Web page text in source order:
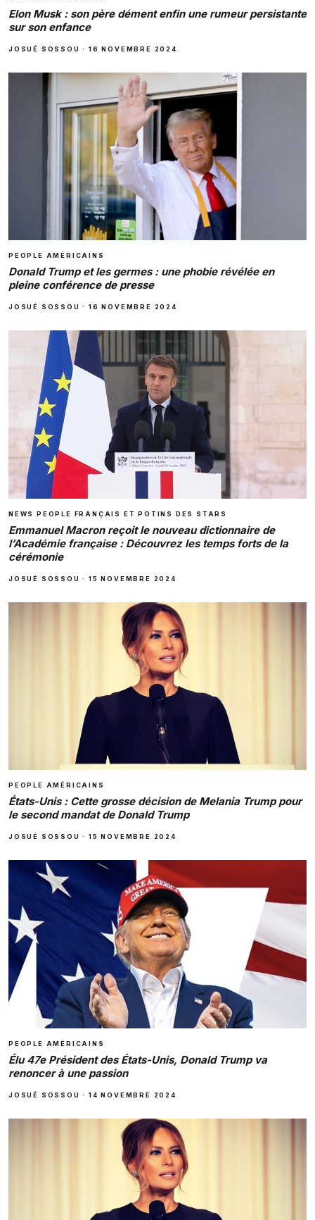
Elon Musk : son père dément enfin une rumeur persistante
sur son enfance
JOSUÉ SOSSOU ·16 NOVEMBRE 2024
PEOPLE AMÉRICAINS
Donald Trump et les germes : une phobie révélée en
pleine conférence de presse
JOSUÉ SOSSOU ·16 NOVEMBRE 2024
NEWS PEOPLE FRANÇAIS ET POTINS DES STARS
Emmanuel Macron reçoit le nouveau dictionnaire de
l’Académie française : Découvrez les temps forts de la
cérémonie
JOSUÉ SOSSOU ·15 NOVEMBRE 2024
PEOPLE AMÉRICAINS
États-Unis : Cette grosse décision de Melania Trump pour
le second mandat de Donald Trump
JOSUÉ SOSSOU ·15 NOVEMBRE 2024
PEOPLE AMÉRICAINS
Élu 47e Président des États-Unis, Donald Trump va
renoncer à une passion
JOSUÉ SOSSOU ·14 NOVEMBRE 2024